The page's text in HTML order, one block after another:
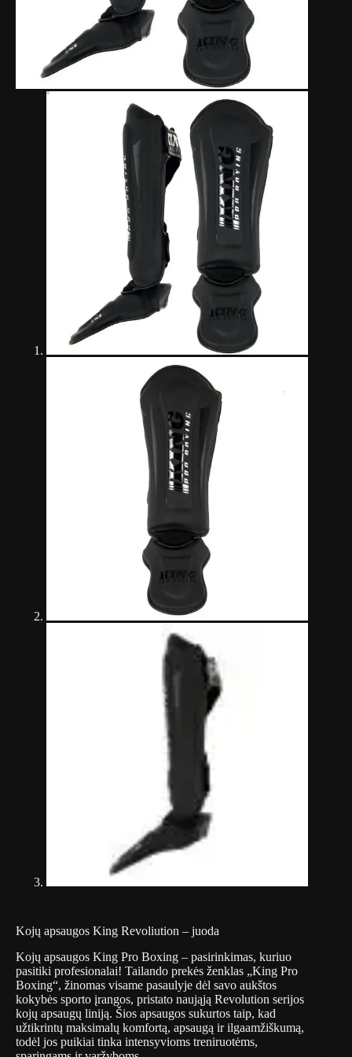
Kojų apsaugos King Revoliution – juoda
Kojų apsaugos King Pro Boxing – pasirinkimas, kuriuo
pasitiki profesionalai! Tailando prekės ženklas „King Pro
Boxing“, žinomas visame pasaulyje dėl savo aukštos
kokybės sporto įrangos, pristato naująją Revolution serijos
kojų apsaugų liniją. Šios apsaugos sukurtos taip, kad
užtikrintų maksimalų komfortą, apsaugą ir ilgaamžiškumą,
todėl jos puikiai tinka intensyvioms treniruotėms,